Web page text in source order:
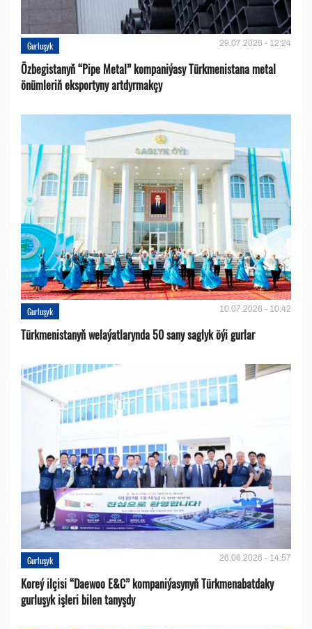
Gurluşyk 29.07.2026 - 12:24
Özbegistanyň “Pipe Metal” kompaniýasy Türkmenistana metal
önümleriň eksportyny artdyrmakçy
Gurluşyk 10.07.2026 - 10:42
Türkmenistanyň welaýatlarynda 50 sany saglyk öýi gurlar
Gurluşyk 26.06.2026 - 14:57
Koreý ilçisi “Daewoo E&C” kompaniýasynyň Türkmenabatdaky
gurluşyk işleri bilen tanyşdy